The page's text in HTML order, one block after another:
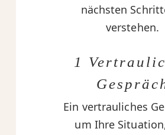
nächsten
verstehen.
1
Ein vertrauliches
um Ihre